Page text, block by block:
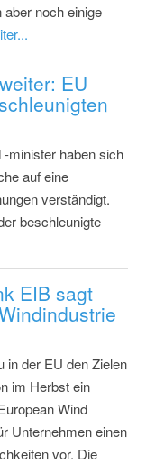
noch einige
EU
minister haben sich
auf eine
verständigt.
beschleunigte
EIB sagt
in der EU den Zielen
im Herbst ein
Wind
Unternehmen einen
vor. Die